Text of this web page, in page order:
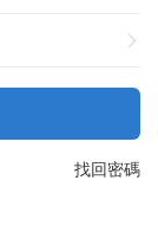
找回密碼